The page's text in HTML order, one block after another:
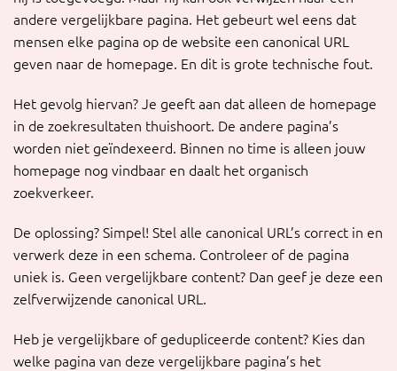
andere vergelijkbare pagina. Het gebeurt wel eens dat
mensen elke pagina op de website een canonical URL
geven naar de homepage. En dit is grote technische fout.
Het gevolg hiervan? Je geeft aan dat alleen de homepage
in de zoekresultaten thuishoort. De andere pagina’s
worden niet geïndexeerd. Binnen no time is alleen jouw
homepage nog vindbaar en daalt het organisch
zoekverkeer.
De oplossing? Simpel! Stel alle canonical URL’s correct in en
verwerk deze in een schema. Controleer of de pagina
uniek is. Geen vergelijkbare content? Dan geef je deze een
zelfverwijzende canonical URL.
Heb je vergelijkbare of gedupliceerde content? Kies dan
welke pagina van deze vergelijkbare pagina’s het